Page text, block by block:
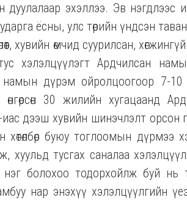
эхэллээ. Эв нэгдлээс
ёсны, улс төрийн үндсэн таван
хувийн өмчид суурилсан,
хэлэлцүүлэгт Ардчилсан
дүрэм ойролцоогоор 7-10
өнгөрсөн 30 жилийн хугацаанд
дээш хувийн шинэчлэлт орсон
буюу тоглоомын дүрмээ
хуульд тусгах саналаа
болохоо тодорхойлж буй
нар энэхүү хэлэлцүүлгийн